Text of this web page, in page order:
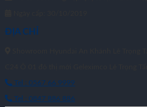
ĐỊA CHỈ
Tel : 0567 66 9999
Tel : 0847 886 886